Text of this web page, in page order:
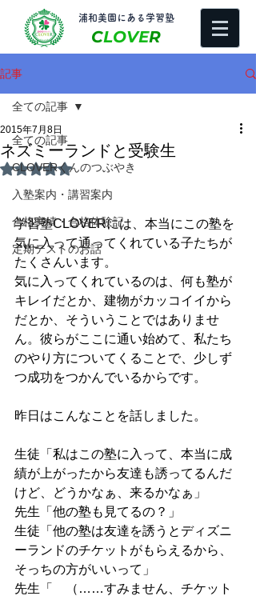
​浦和美園にある学習塾
CLOVER
記事
全ての記事
CLOVERくんのつぶやき
入塾案内・講習案内
合格実績・合格体験記
定期テストのお話
全ての記事
ネズミーランドと受験生
2015年7月8日
5つ星のうちNaNと評価されています。
学習塾CLOVERには、本当にこの塾を
気に入って通ってくれている子たちが
たくさんいます。
気に入ってくれているのは、何も塾が
キレイだとか、建物がカッコイイから
だとか、そういうことではありませ
ん。彼らがここに通い始めて、私たち
のやり方についてくることで、少しず
つ成功をつかんでいるからです。
昨日はこんなことを話しました。
生徒「私はこの塾に入って、本当に成
績が上がったから友達も誘ってるんだ
けど、どうかなぁ、来るかなぁ」
先生「他の塾も見てるの？」
生徒「他の塾は友達を誘うとディズニ
ーランドのチケットがもらえるから、
そっちの方がいいって」
先生「　（……すみません、チケット